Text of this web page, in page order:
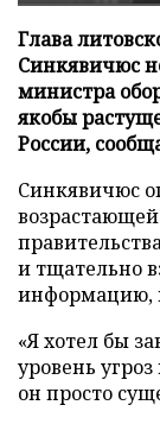
Глава
Синкявичюс
министра
якобы
России,
Синкявичюс
возрастающей
и тщательно
информацию,
«Я хотел бы
уровень
он просто